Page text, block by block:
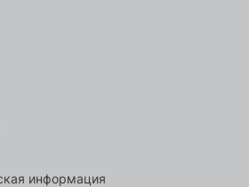
информация